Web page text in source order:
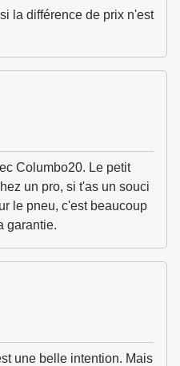
la différence de prix n'est
Columbo20. Le petit
un pro, si t'as un souci
le pneu, c'est beaucoup
garantie.
une belle intention. Mais